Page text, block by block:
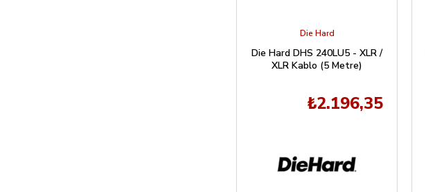
Die Hard
Die Hard DHS 240LU5 - XLR /
XLR Kablo (5 Metre)
₺2.196,35